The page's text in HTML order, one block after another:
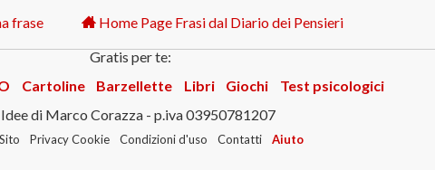
frase
Home Page Frasi dal Diario dei Pensieri
Gratis per te:
Cartoline Barzellette Libri Giochi
Test psicologici
di Marco Corazza - p.iva 03950781207
Privacy Cookie Condizioni d'uso Contatti Aiuto